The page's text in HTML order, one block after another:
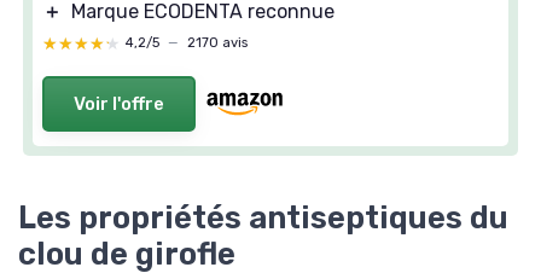
＋
Marque ECODENTA reconnue
★★★★★
★★★★★ 4,2/5 — 2170 avis
Voir l'offre
Les propriétés antiseptiques du
clou de girofle